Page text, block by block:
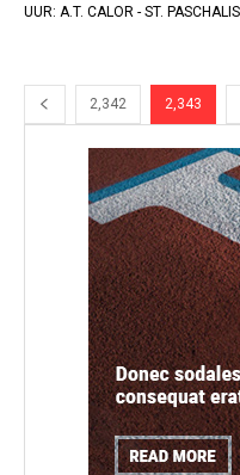
2,342 2,343